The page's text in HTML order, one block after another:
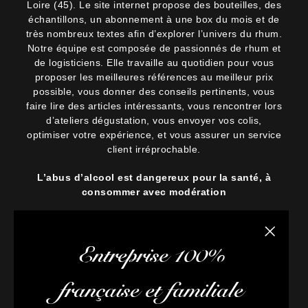
Fermer
Entreprise 100%
française et familiale
Loire (45). Le site internet propose des bouteilles, des
échantillons, un abonnement à une box du mois et de
très nombreux textes afin d’explorer l’univers du rhum.
Notre équipe est composée de passionnés de rhum et
de logisticiens. Elle travaille au quotidien pour vous
proposer les meilleures références au meilleur prix
possible, vous donner des conseils pertinents, vous
faire lire des articles intéressants, vous rencontrer lors
d’ateliers dégustation, vous envoyer vos colis,
optimiser votre expérience, et vous assurer un service
client irréprochable.
L’abus d’alcool est dangereux pour la santé, à
consommer avec modération